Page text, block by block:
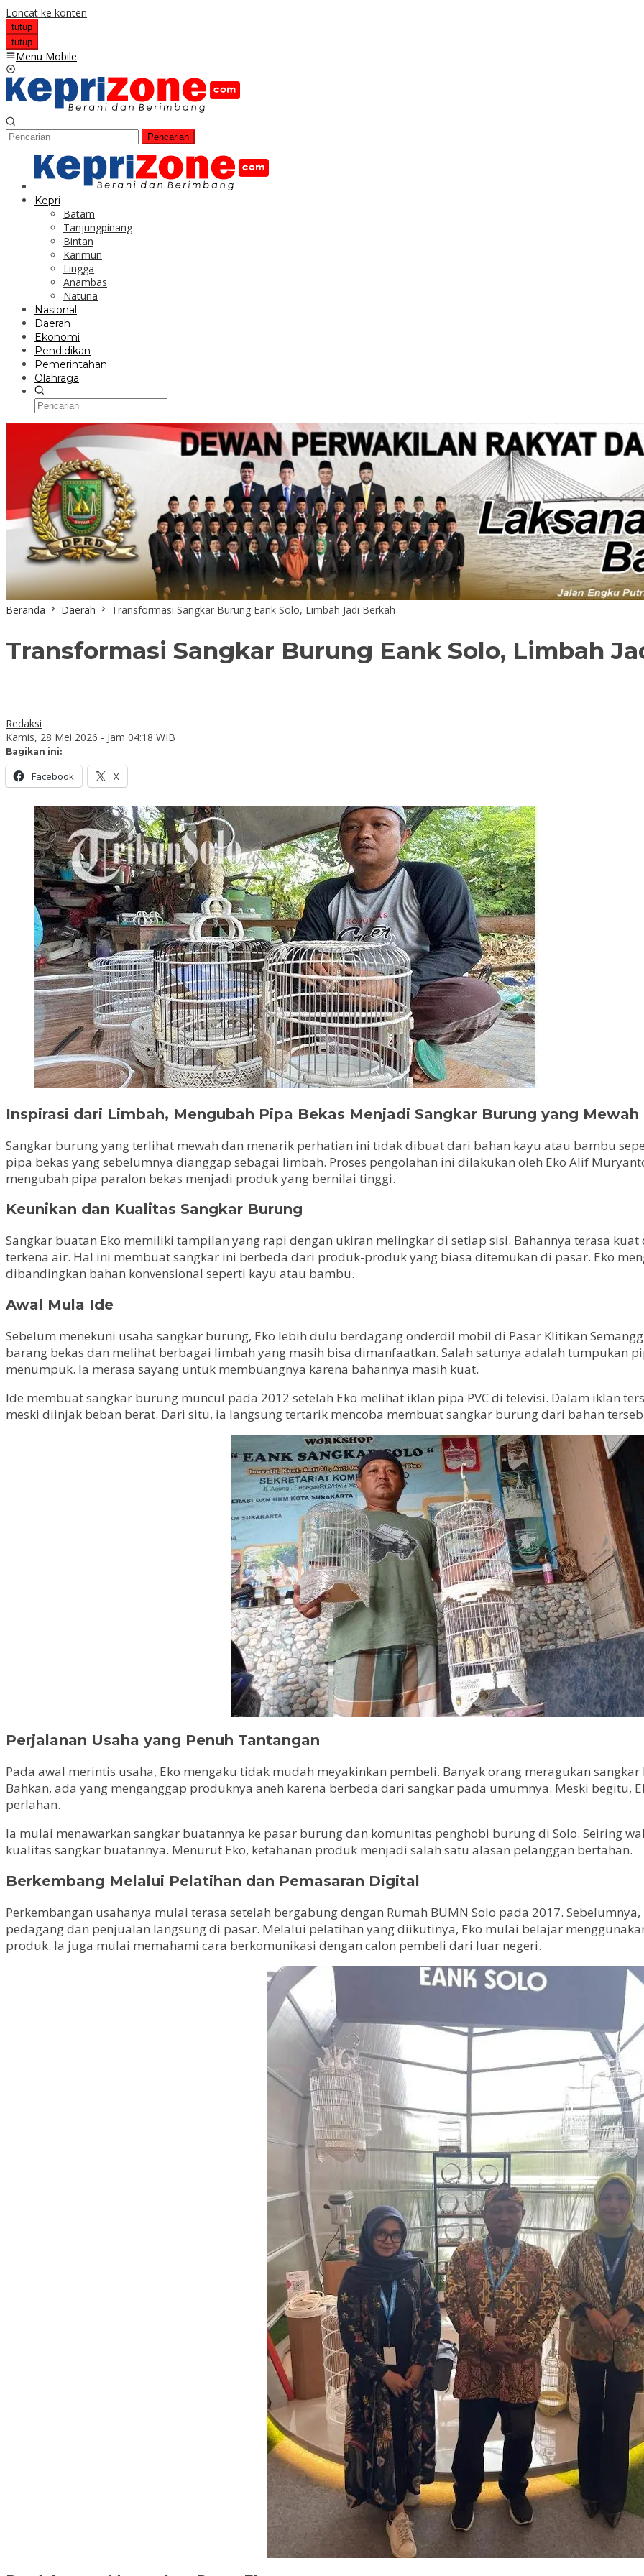
Loncat ke konten
tutup
tutup
Menu Mobile
Pencarian
Kepri
Batam
Tanjungpinang
Bintan
Karimun
Lingga
Anambas
Natuna
Nasional
Daerah
Ekonomi
Pendidikan
Pemerintahan
Olahraga
Beranda Daerah Transformasi Sangkar Burung Eank Solo, Limbah Jadi Berkah
Transformasi Sangkar Burung Eank Solo, Limbah
Redaksi
Kamis, 28 Mei 2026 - Jam 04:18 WIB
Bagikan ini:
Facebook X
Inspirasi dari Limbah, Mengubah Pipa Bekas Menjadi Sangkar Burung yang Mewah
Sangkar burung yang terlihat mewah dan menarik perhatian ini tidak dibuat dari bahan kayu atau bambu
pipa bekas yang sebelumnya dianggap sebagai limbah. Proses pengolahan ini dilakukan oleh Eko Alif
mengubah pipa paralon bekas menjadi produk yang bernilai tinggi.
Keunikan dan Kualitas Sangkar Burung
Sangkar buatan Eko memiliki tampilan yang rapi dengan ukiran melingkar di setiap sisi. Bahannya terasa
terkena air. Hal ini membuat sangkar ini berbeda dari produk-produk yang biasa ditemukan di pasar. Eko
dibandingkan bahan konvensional seperti kayu atau bambu.
Awal Mula Ide
Sebelum menekuni usaha sangkar burung, Eko lebih dulu berdagang onderdil mobil di Pasar Klitikan
barang bekas dan melihat berbagai limbah yang masih bisa dimanfaatkan. Salah satunya adalah tumpukan
menumpuk. Ia merasa sayang untuk membuangnya karena bahannya masih kuat.
Ide membuat sangkar burung muncul pada 2012 setelah Eko melihat iklan pipa PVC di televisi. Dalam iklan
meski diinjak beban berat. Dari situ, ia langsung tertarik mencoba membuat sangkar burung dari bahan
Perjalanan Usaha yang Penuh Tantangan
Pada awal merintis usaha, Eko mengaku tidak mudah meyakinkan pembeli. Banyak orang meragukan
Bahkan, ada yang menganggap produknya aneh karena berbeda dari sangkar pada umumnya. Meski begitu,
perlahan.
Ia mulai menawarkan sangkar buatannya ke pasar burung dan komunitas penghobi burung di Solo. Seiring
kualitas sangkar buatannya. Menurut Eko, ketahanan produk menjadi salah satu alasan pelanggan bertahan.
Berkembang Melalui Pelatihan dan Pemasaran Digital
Perkembangan usahanya mulai terasa setelah bergabung dengan Rumah BUMN Solo pada 2017.
pedagang dan penjualan langsung di pasar. Melalui pelatihan yang diikutinya, Eko mulai belajar
produk. Ia juga mulai memahami cara berkomunikasi dengan calon pembeli dari luar negeri.